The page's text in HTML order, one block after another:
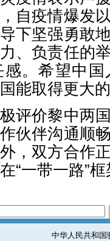
自疫情爆发
下坚强勇敢
、负责任的
感。希望中
能取得更大
价黎中两国
伙伴沟通顺
，双方合作
“一带一路”
中华人民共和国